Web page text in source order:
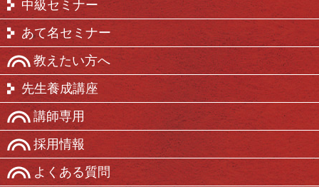
中級セミナー
あて名セミナー
教えたい方へ
先生養成講座
講師専用
採用情報
よくある質問